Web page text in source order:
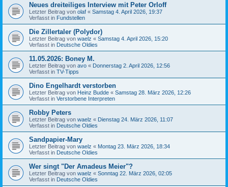
Neues dreiteiliges Interview mit Peter Orloff
Letzter Beitrag von olaf « Samstag 4. April 2026, 19:37
Verfasst in Fundstellen
Die Zillertaler (Polydor)
Letzter Beitrag von waelz « Samstag 4. April 2026, 15:20
Verfasst in Deutsche Oldies
11.05.2026: Boney M.
Letzter Beitrag von avo « Donnerstag 2. April 2026, 12:56
Verfasst in TV-Tipps
Dino Engelhardt verstorben
Letzter Beitrag von Heinz Budde « Samstag 28. März 2026, 12:26
Verfasst in Verstorbene Interpreten
Robby Peters
Letzter Beitrag von waelz « Dienstag 24. März 2026, 11:07
Verfasst in Deutsche Oldies
Sandpapier-Mary
Letzter Beitrag von waelz « Montag 23. März 2026, 18:34
Verfasst in Deutsche Oldies
Wer singt "Der Amadeus Meier"?
Letzter Beitrag von waelz « Sonntag 22. März 2026, 02:05
Verfasst in Deutsche Oldies